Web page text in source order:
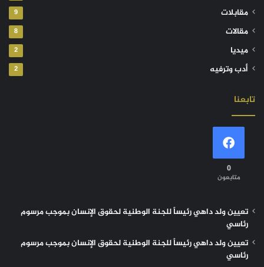
مقابلات 9
مقالات 8
ميديا 2
أدب وترفيه 2
تابعنا
0
متابعون
تعيين ولد داهي رئيساً للجنة الوطنية لحقوق الإنسان بموجب مرسوم
رئاسي
تعيين ولد داهي رئيساً للجنة الوطنية لحقوق الإنسان بموجب مرسوم
رئاسي